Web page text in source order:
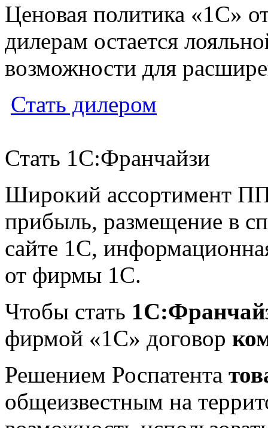
Ценовая политика «1С»
дилерам остается
возможности для
Стать дилером
Стать 1С:Франчайзи
Широкий ассортимент
прибыль, размещение в
сайте 1С,
от фирмы 1С.
Чтобы стать
фирмой «1С» договор
Решением Роспатента
общеизвестным на